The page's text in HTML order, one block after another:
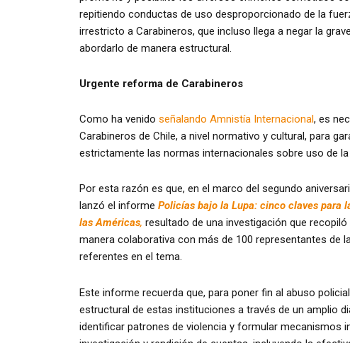
repitiendo conductas de uso desproporcionado de la
irrestricto a Carabineros, que incluso llega a negar la
abordarlo de manera estructural.
Urgente reforma de Carabineros
Como ha venido señalando Amnistía Internacional, es
Carabineros de Chile, a nivel normativo y cultural, para
estrictamente las normas internacionales sobre uso de
Por esta razón es que, en el marco del segundo
lanzó el informe Policías bajo la Lupa: cinco claves para
las Américas, resultado de una investigación que
manera colaborativa con más de 100 representantes de
referentes en el tema.
Este informe recuerda que, para poner fin al abuso
estructural de estas instituciones a través de un amplio
identificar patrones de violencia y formular mecanismos